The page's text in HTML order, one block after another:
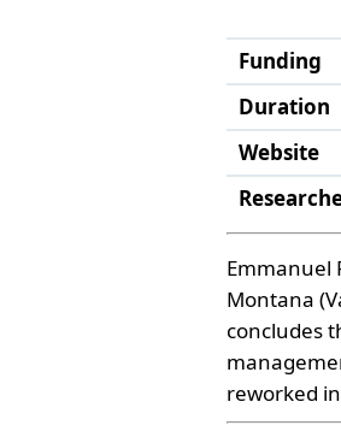
Funding
Duration
Website
Emmanuel
Montana
concludes
reworked